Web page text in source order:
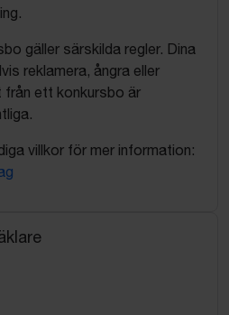
gäller särskilda regler. Dina
reklamera, ångra eller
från ett konkursbo är
villkor för mer information: